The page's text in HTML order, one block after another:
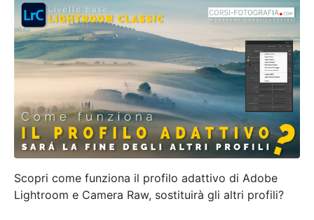
Scopri come funziona il profilo adattivo di Adobe
Lightroom e Camera Raw, sostituirà gli altri profili?